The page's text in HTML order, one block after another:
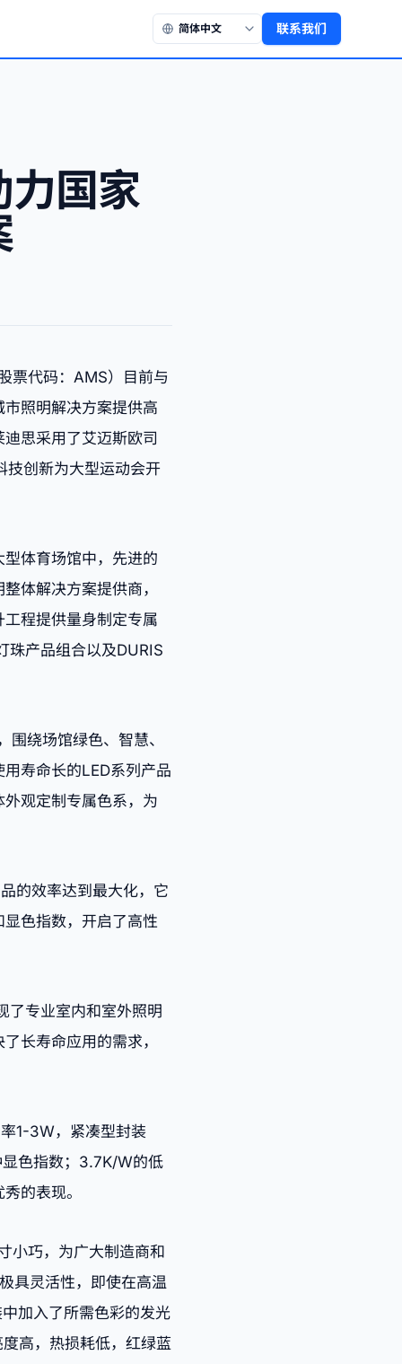
联系我们
力国家
票代码：AMS）目前与
照明解决方案提供高
思采用了艾迈斯欧司
技创新为大型运动会开
体育场馆中，先进的
体解决方案提供商，
程提供量身制定专属
珠产品组合以及DURIS
绕场馆绿色、智慧、
寿命长的LED系列产品
观定制专属色系，为
的效率达到最大化，它
色指数，开启了高性
了专业室内和室外照明
长寿命应用的需求，
1-3W，紧凑型封装
色指数；3.7K/W的低
的表现。
小巧，为广大制造商和
具灵活性，即使在高温
加入了所需色彩的发光
高，热损耗低，红绿蓝